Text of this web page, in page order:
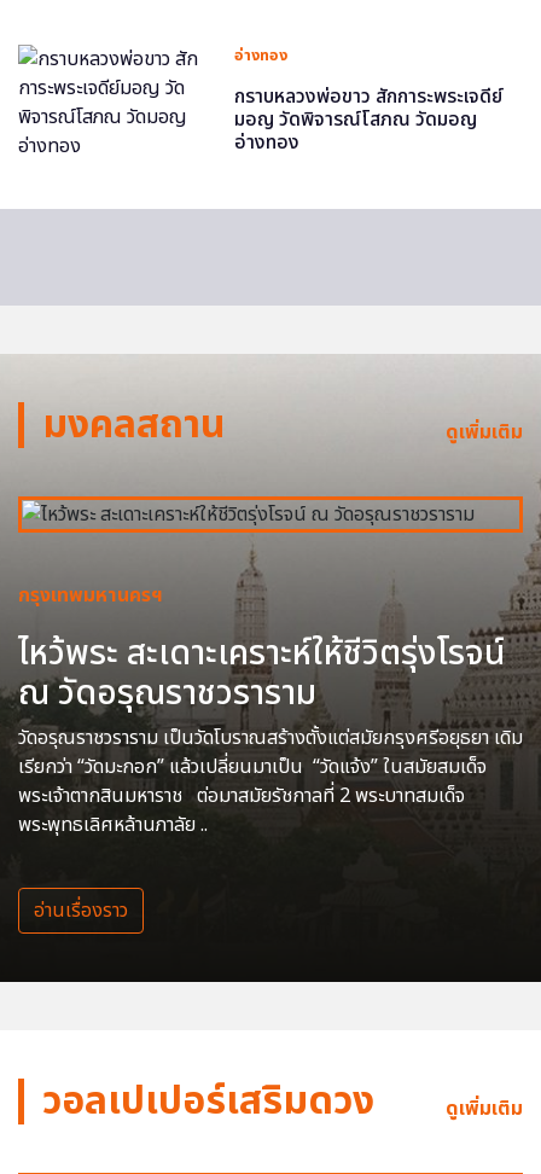
อ่างทอง
กราบหลวงพ่อขาว สักการะพระเจดีย์
มอญ วัดพิจารณ์โสภณ วัดมอญ
อ่างทอง
มงคลสถาน ดูเพิ่มเติม
กรุงเทพมหานครฯ
ไหว้พระ สะเดาะเคราะห์ให้ชีวิตรุ่งโรจน์
ณ วัดอรุณราชวราราม
วัดอรุณราชวราราม เป็นวัดโบราณสร้างตั้งแต่สมัยกรุงศรีอยุธยา เดิม
เรียกว่า “วัดมะกอก” แล้วเปลี่ยนมาเป็น “วัดแจ้ง” ในสมัยสมเด็จ
พระเจ้าตากสินมหาราช ต่อมาสมัยรัชกาลที่ 2 พระบาทสมเด็จ
พระพุทธเลิศหล้านภาลัย ..
อ่านเรื่องราว
วอลเปเปอร์เสริมดวง ดูเพิ่มเติม